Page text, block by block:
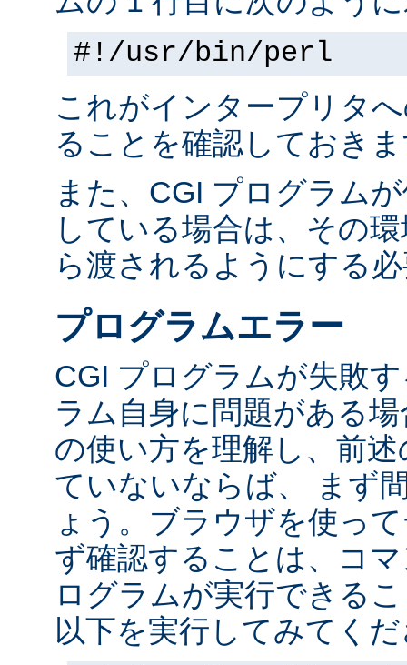
#!/usr/bin/perl
これがインタープリタ
ることを確認しておき
また、CGI プログラム
している場合は、その
ら渡されるようにする
プログラムエラー
CGI プログラムが失敗
ラム自身に問題がある
の使い方を理解し、前
ていないならば、 まず
ょう。ブラウザを使っ
ず確認することは、コ
ログラムが実行できる
以下を実行してみてく